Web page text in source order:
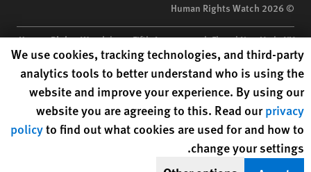
© 2026 Human Rights Watch
Human Rights Watch| 350 Fifth Avenue, 34th Floor | New York,NY
10118-3299USA| t1.212.290.4700
Human Rights Watch is a 501(C)(3) nonprofit registered in the US
under EIN: 13-2875808
Human Rights Watch cookie preferences
We use cookies, tracking technologies, and third-party
analytics tools to better understand who is using the
website and improve your experience. By using our
website you are agreeing to this. Read ourprivacy
policyto find out what cookies are used for and how to
change your settings.